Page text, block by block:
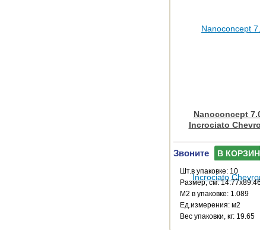
Nanoconcept 7.0
Incrociato
Звоните В КОРЗИНУ
Шт.в упаковке: 10
Размер, см: 14.77x89.46
М2 в упаковке: 1.089
Ед.измерения: м2
Веc упаковки, кг: 19.65